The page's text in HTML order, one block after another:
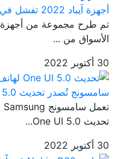
أجهزة آيباد 2022 تفشل في إثارة الإعجاب
الأسواق من ...
30 أكتوبر 2022
سامسونج تُصدر تحديث One UI 5.0 لهاتف Galaxy S21 FE
تحديث One UI 5.0...
30 أكتوبر 2022